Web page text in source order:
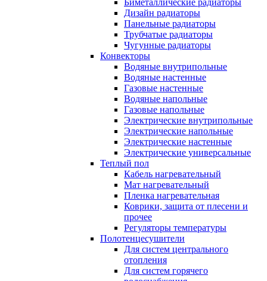
Биметаллические радиаторы
Дизайн радиаторы
Панельные радиаторы
Трубчатые радиаторы
Чугунные радиаторы
Конвекторы
Водяные внутрипольные
Водяные настенные
Газовые настенные
Водяные напольные
Газовые напольные
Электрические внутрипольные
Электрические напольные
Электрические настенные
Электрические универсальные
Теплый пол
Кабель нагревательный
Мат нагревательный
Пленка нагревательная
Коврики, защита от плесени и
прочее
Регуляторы температуры
Полотенцесушители
Для систем центрального
отопления
Для систем горячего